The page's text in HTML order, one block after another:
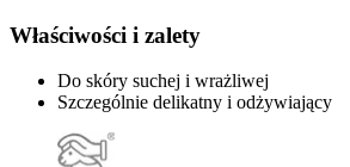
Właściwości i zalety
Do skóry suchej i wrażliwej
Szczególnie delikatny i odżywiający